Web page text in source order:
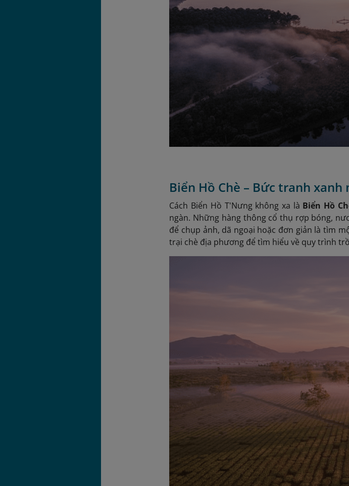
Biển Hồ Chè – Bức tranh
Cách Biển Hồ T'Nưng không xa là Biển Hồ
ngàn. Những hàng thông cổ thụ rợp bóng,
để chụp ảnh, dã ngoại hoặc đơn giản là tìm
trại chè địa phương để tìm hiểu về quy trình